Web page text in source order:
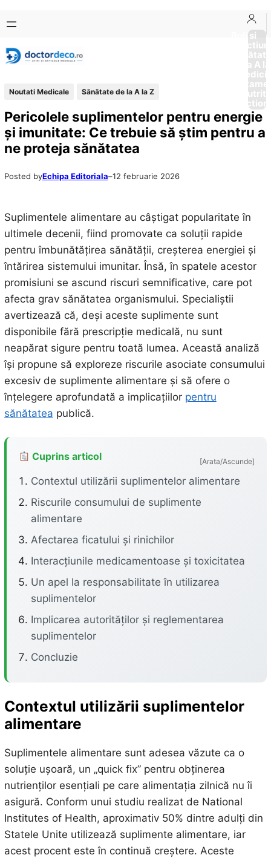
conținut
content
Boli si
Afectiuni
Sănătate
de la A
Noutati Medicale Sănătate de la A la Z
Pericolele suplimentelor pentru energie
și imunitate: Ce trebuie să știm pentru a
ne proteja sănătatea
Posted byEchipa Editoriala–12 februarie 2026
Suplimentele alimentare au câștigat popularitate în
ultimele decenii, fiind promovate ca soluții rapide
pentru îmbunătățirea sănătății, creșterea energiei și
întărirea sistemului imunitar. Însă, în spatele acestor
promisiuni se ascund riscuri semnificative, care pot
afecta grav sănătatea organismului. Specialiștii
avertizează că, deși aceste suplimente sunt
disponibile fără prescripție medicală, nu sunt
neapărat sigure pentru toată lumea. Această analiză
își propune să exploreze riscurile asociate consumului
excesiv de suplimente alimentare și să ofere o
înțelegere aprofundată a implicațiilor pentru
sănătatea publică.
Cuprins articol [Arata/Ascunde]
Contextul utilizării suplimentelor alimentare
Riscurile consumului de suplimente
alimentare
Afectarea ficatului și rinichilor
Interacțiunile medicamentoase și toxicitatea
Un apel la responsabilitate în utilizarea
suplimentelor
Implicarea autorităților și reglementarea
suplimentelor
Concluzie
Contextul utilizării suplimentelor
alimentare
Suplimentele alimentare sunt adesea văzute ca o
soluție ușoară, un „quick fix” pentru obținerea
nutrienților esențiali pe care alimentația zilnică nu îi
asigură. Conform unui studiu realizat de National
Institutes of Health, aproximativ 50% dintre adulți din
Statele Unite utilizează suplimente alimentare, iar
acest procent este în continuă creștere. Aceste